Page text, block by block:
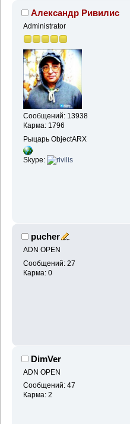
Александр Ривилис
Administrator
Сообщений: 13938
Карма: 1796
Рыцарь ObjectARX
Skype:
pucher
ADN OPEN
Сообщений: 27
Карма: 0
DimVer
ADN OPEN
Сообщений: 47
Карма: 2